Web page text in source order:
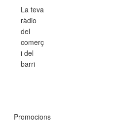
La teva
ràdio
del
comerç
i del
barri
Promocions